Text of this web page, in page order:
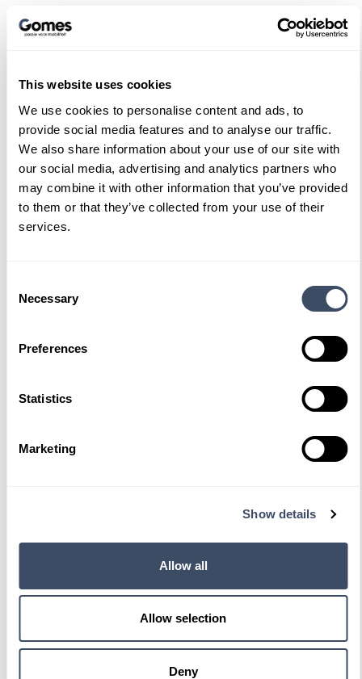
This website uses cookies
We use cookies to personalise content and ads, to
provide social media features and to analyse our traffic.
We also share information about your use of our site with
our social media, advertising and analytics partners who
may combine it with other information that you’ve provided
to them or that they’ve collected from your use of their
services.
Selection
Necessary
Preferences
Statistics
Marketing
Show details
Allow all
Allow selection
Deny
Wij bieden u de unieke kans om de GomesLiner
één tot twee weken volledig mee te laten draaien
in uw eigen praktijk. Geen snelle proefrit, maar
een echte praktijktest waarbij uw eigen chauffeur
ervaart wat onze GomesLiner te bieden heeft en u
de harde cijfers over het verbruik ziet. Neem nu
contact op voor meer informatie en plan uw eigen
E-mailadres *